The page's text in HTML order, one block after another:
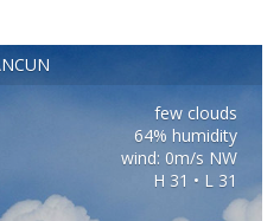
few clouds
64% humidity
wind: 0m/s NW
H 31 • L 31